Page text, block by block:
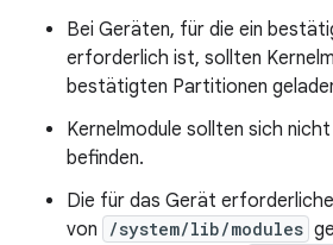
Bei Geräten, für die ein
erforderlich ist, sollten
bestätigten Partitionen
Kernelmodule sollten sich nicht
befinden.
Die für das Gerät
von
/system/lib/modules